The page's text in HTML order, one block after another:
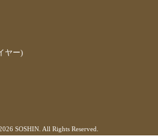
ヤー)
SOSHIN. All Rights Reserved.